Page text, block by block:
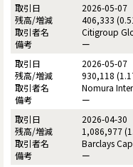
2026-05-07
406,333
Citigroup
ー
2026-05-07
930,118
Nomura
ー
2026-04-30
1,086,977
Barclays
ー